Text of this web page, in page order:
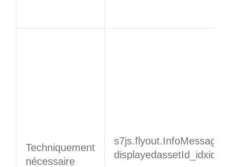
Techniquement
nécessaire
s7js.flyout.InfoMessage.